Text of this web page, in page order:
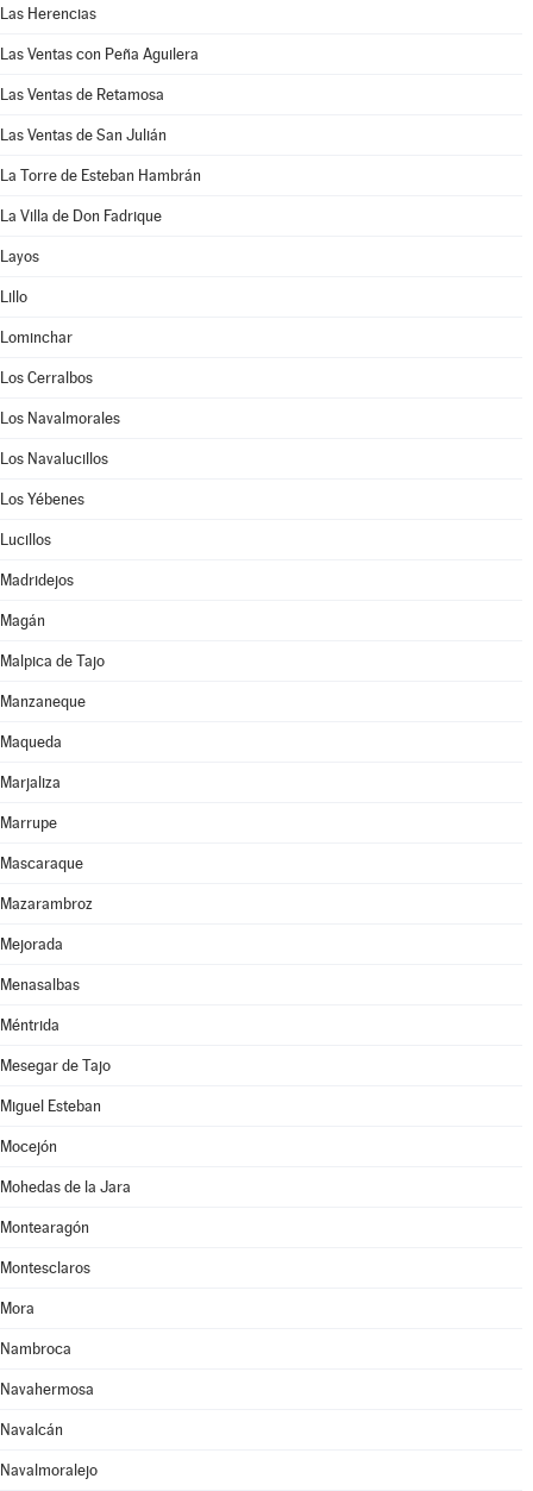
Las Herencias
Las Ventas con Peña Aguilera
Las Ventas de Retamosa
Las Ventas de San Julián
La Torre de Esteban Hambrán
La Villa de Don Fadrique
Layos
Lillo
Lominchar
Los Cerralbos
Los Navalmorales
Los Navalucillos
Los Yébenes
Lucillos
Madridejos
Magán
Malpica de Tajo
Manzaneque
Maqueda
Marjaliza
Marrupe
Mascaraque
Mazarambroz
Mejorada
Menasalbas
Méntrida
Mesegar de Tajo
Miguel Esteban
Mocejón
Mohedas de la Jara
Montearagón
Montesclaros
Mora
Nambroca
Navahermosa
Navalcán
Navalmoralejo